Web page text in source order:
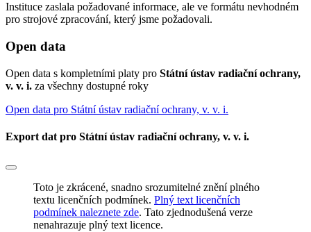
Instituce zaslala požadované informace, ale ve formátu nevhodném
pro strojové zpracování, který jsme požadovali.
Open data
Open data s kompletními platy pro Státní ústav radiační ochrany,
v. v. i. za všechny dostupné roky
Open data pro Státní ústav radiační ochrany, v. v. i.
Export dat pro Státní ústav radiační ochrany, v. v. i.
Toto je zkrácené, snadno srozumitelné znění plného
textu licenčních podmínek. Plný text licenčních
podmínek naleznete zde. Tato zjednodušená verze
nenahrazuje plný text licence.